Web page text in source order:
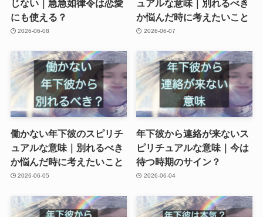
じない｜急急如律令は恋愛
にも使える？
2026-06-08
ュアルな意味｜別れるべき
か悩んだ時に考えたいこと
2026-06-07
働かない年下彼のスピリチ
ュアルな意味｜別れるべき
か悩んだ時に考えたいこと
2026-06-05
年下彼から連絡が来ないス
ピリチュアルな意味｜今は
待つ時期のサイン？
2026-06-04